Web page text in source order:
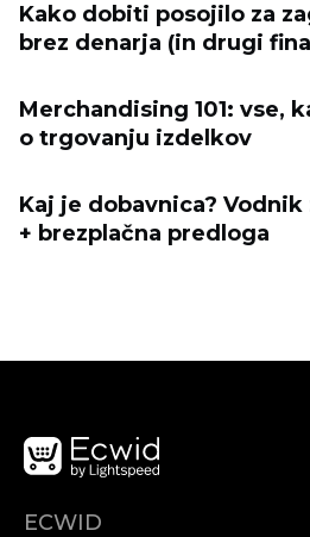
Kako dobiti posojilo za
brez denarja (in drugi
Merchandising 101: vse,
o trgovanju izdelkov
Kaj je dobavnica?
+ brezplačna predloga
ECWID